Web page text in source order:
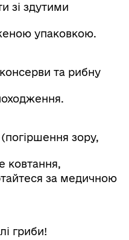
зі здутими
упаковкою.
та рибну
зору,
ковтання,
за медичною
гриби!